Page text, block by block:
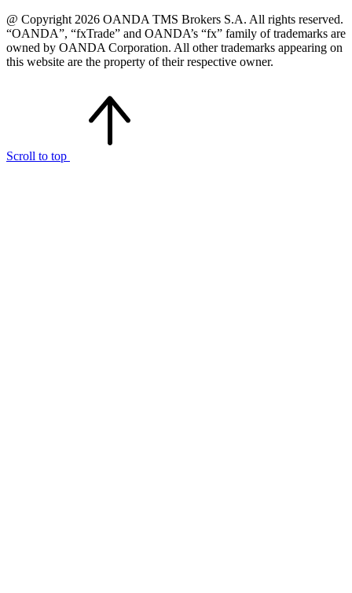
@ Copyright 2026 OANDA TMS Brokers S.A. All rights reserved.
“OANDA”, “fxTrade” and OANDA’s “fx” family of trademarks are
owned by OANDA Corporation. All other trademarks appearing on
this website are the property of their respective owner.
Scroll to top